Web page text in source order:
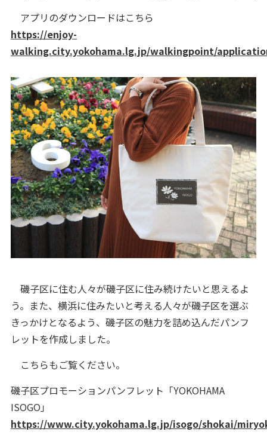
アプリのダウンロードはこちら
https://enjoy-
walking.city.yokohama.lg.jp/walkingpoint/
磯子区に住む人々が磯子区に住み続けたいと思えるよ
う。また、横浜に住みたいと考える人々が磯子区を選ぶ
きっかけとなるよう、磯子区の魅力を詰め込んだパンフ
レットを作成しました。
こちらもご覧ください。
磯子区プロモーションパンフレット「YOKOHAMA
ISOGO」
https://www.city.yokohama.lg.jp/isogo/shokai/